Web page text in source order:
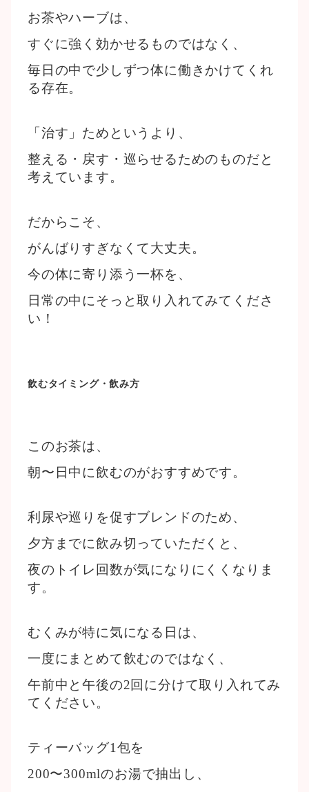
お茶やハーブは、
すぐに強く効かせるものではなく、
毎日の中で少しずつ体に働きかけてくれ
る存在。
「治す」ためというより、
整える・戻す・巡らせるためのものだと
考えています。
だからこそ、
がんばりすぎなくて大丈夫。
今の体に寄り添う一杯を、
日常の中にそっと取り入れてみてくださ
い！
飲むタイミング・飲み方
このお茶は、
朝〜日中に飲むのがおすすめです。
利尿や巡りを促すブレンドのため、
夕方までに飲み切っていただくと、
夜のトイレ回数が気になりにくくなりま
す。
むくみが特に気になる日は、
一度にまとめて飲むのではなく、
午前中と午後の2回に分けて取り入れてみ
てください。
ティーバッグ1包を
200〜300mlのお湯で抽出し、